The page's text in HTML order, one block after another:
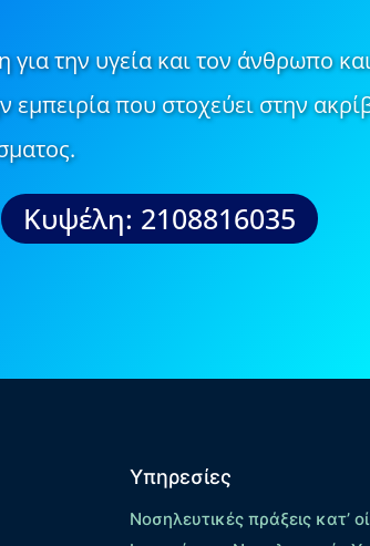
την υγεία και τον άνθρωπο
εμπειρία που στοχεύει στην
Κυψέλη: 2108816035
Υπηρεσίες
Νοσηλευτικές πράξεις κατ’